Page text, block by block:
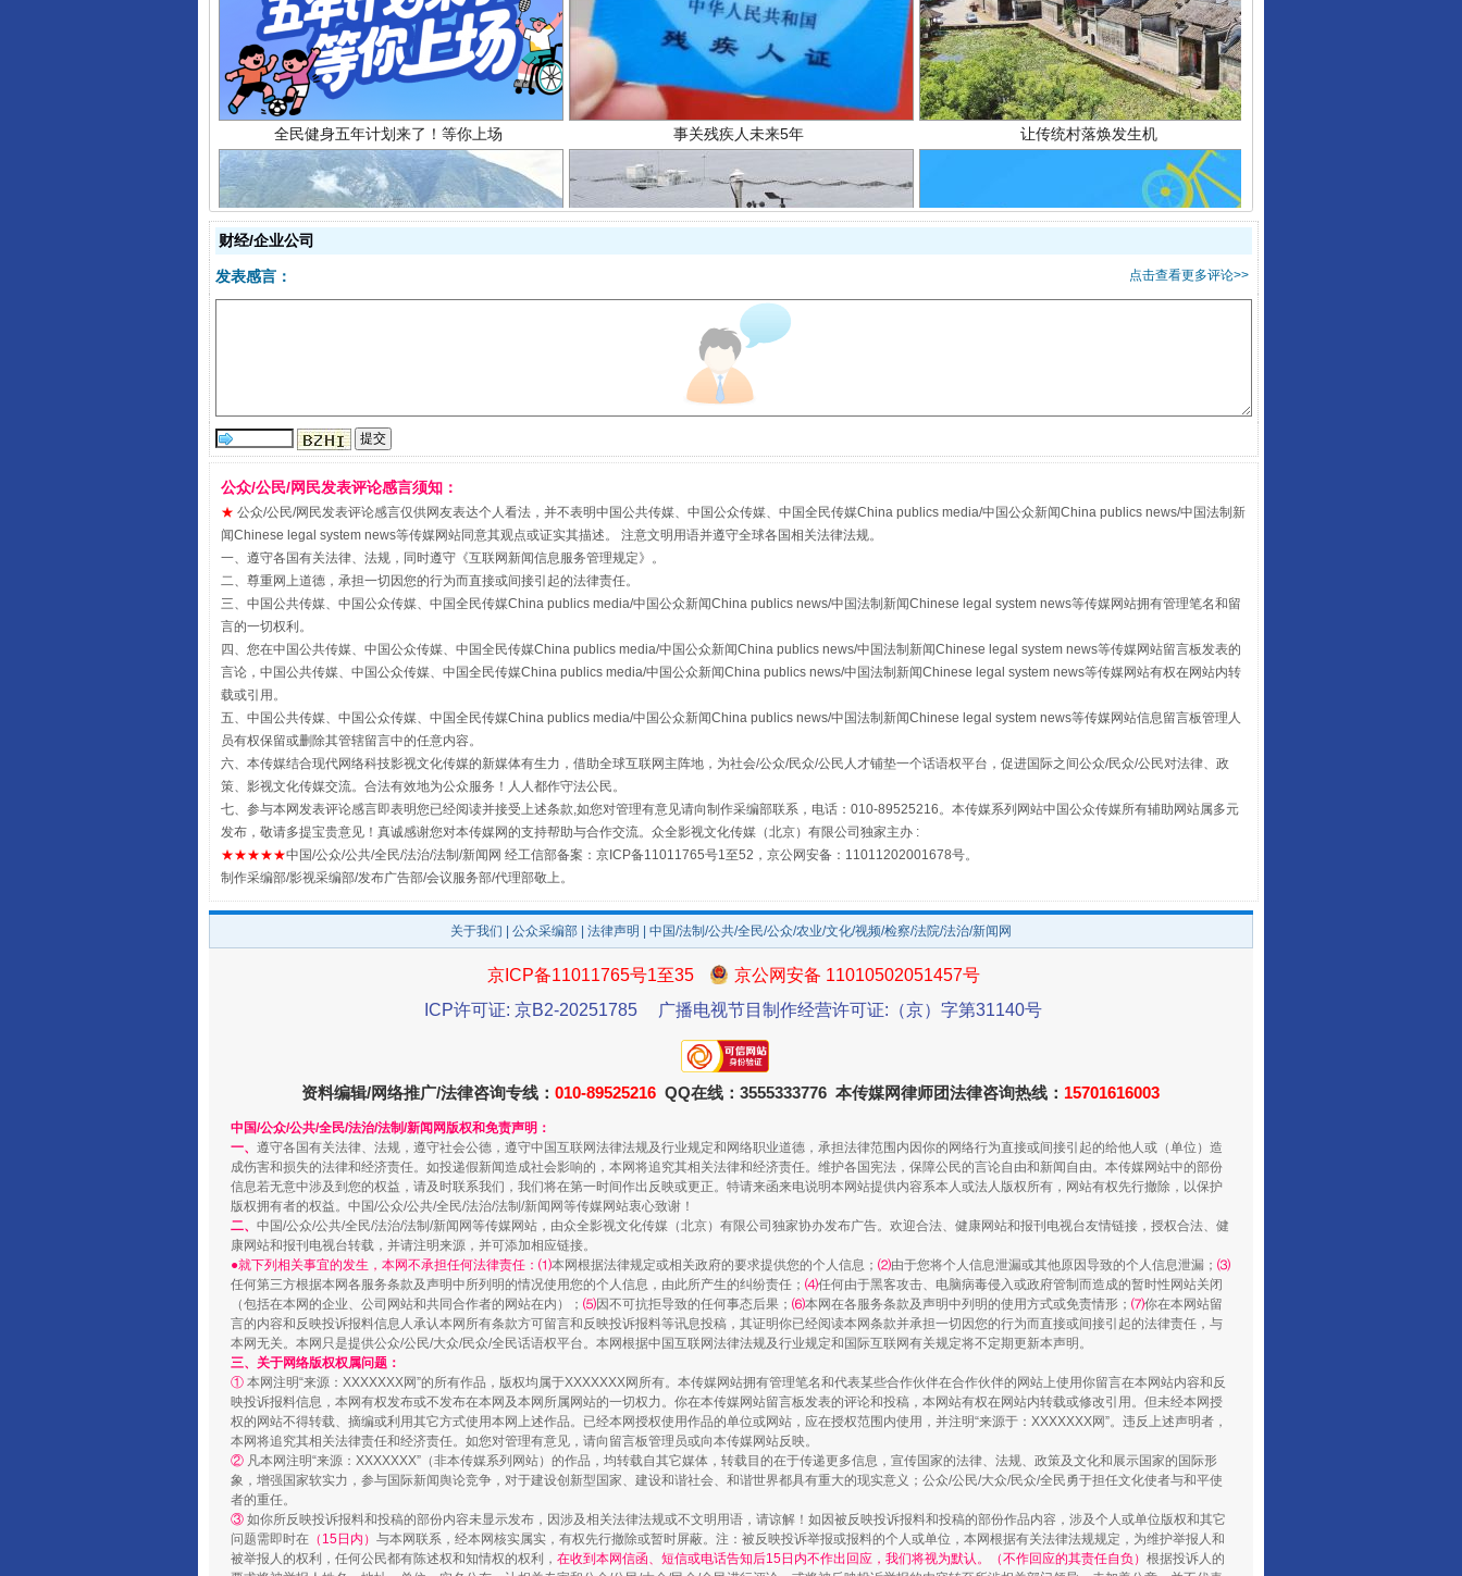
全民健身五年计划来了！等你上场 事关残疾人未来5年 让传统村落焕发生机
规模最大的光氢储一体化项目
国家大学科技园优化重塑工作 镜头丨大暑三秋近 山西：不断增强治理腐败综合效能
“蜀中异人”王建安的艺术幻境 一颗心始终滚烫 还老百姓一个明白家底
完善运行机制助力责任有效落实 一纸欠条伤亲情 巡回调解促和解.. 行业协会接连发公告
财经/企业公司
点击查看更多评论>>
发表感言：
公众/公民/网民发表评论感言须知：
★ 公众/公民/网民发表评论感言仅供网友表达个人看法，并不表明中国公共传媒、中国公众传媒、中国全民传媒China publics media/中国公众新闻China publics news/中国法制新
闻Chinese legal system news等传媒网站同意其观点或证实其描述。 注意文明用语并遵守全球各国相关法律法规。
一、遵守各国有关法律、法规，同时遵守《互联网新闻信息服务管理规定》。
二、尊重网上道德，承担一切因您的行为而直接或间接引起的法律责任。
三、中国公共传媒、中国公众传媒、中国全民传媒China publics media/中国公众新闻China publics news/中国法制新闻Chinese legal system news等传媒网站拥有管理笔名和留
言的一切权利。
四、您在中国公共传媒、中国公众传媒、中国全民传媒China publics media/中国公众新闻China publics news/中国法制新闻Chinese legal system news等传媒网站留言板发表的
言论，中国公共传媒、中国公众传媒、中国全民传媒China publics media/中国公众新闻China publics news/中国法制新闻Chinese legal system news等传媒网站有权在网站内转
载或引用。
五、中国公共传媒、中国公众传媒、中国全民传媒China publics media/中国公众新闻China publics news/中国法制新闻Chinese legal system news等传媒网站信息留言板管理人
员有权保留或删除其管辖留言中的任意内容。
六、本传媒结合现代网络科技影视文化传媒的新媒体有生力，借助全球互联网主阵地，为社会/公众/民众/公民人才铺垫一个话语权平台，促进国际之间公众/民众/公民对法律、政
策、影视文化传媒交流。合法有效地为公众服务！人人都作守法公民。
七、参与本网发表评论感言即表明您已经阅读并接受上述条款,如您对管理有意见请向制作采编部联系，电话：010-89525216。本传媒系列网站中国公众传媒所有辅助网站属多元
发布，敬请多提宝贵意见！真诚感谢您对本传媒网的支持帮助与合作交流。众全影视文化传媒（北京）有限公司独家主办 :
★★★★★中国/公众/公共/全民/法治/法制/新闻网 经工信部备案：京ICP备11011765号1至52，京公网安备：11011202001678号。
制作采编部/影视采编部/发布广告部/会议服务部/代理部敬上。
关于我们 公众采编部 法律声明 | 中国/法制/公共/全民/公众/农业/文化/视频/检察/法院/法治/新闻网
京ICP备11011765号1至35
京公网安备 11010502051457号
ICP许可证: 京B2-20251785
广播电视节目制作经营许可证:（京）字第31140号
资料编辑/网络推广/法律咨询专线： 010-89525216 QQ在线：3555333776 本传媒网律师团法律咨询热线： 15701616003
中国/公众/公共/全民/法治/法制/新闻网版权和免责声明：
一、 遵守各国有关法律、法规，遵守社会公德，遵守中国互联网法律法规及行业规定和网络职业道德，承担法律范围内因你的网络行为直接或间接引起的给他人或（单位）造
成伤害和损失的法律和经济责任。如投递假新闻造成社会影响的，本网将追究其相关法律和经济责任。维护各国宪法，保障公民的言论自由和新闻自由。本传媒网站中的部份
信息若无意中涉及到您的权益，请及时联系我们，我们将在第一时间作出反映或更正。特请来函来电说明本网站提供内容系本人或法人版权所有，网站有权先行撤除，以保护
版权拥有者的权益。中国/公众/公共/全民/法治/法制/新闻网等传媒网站衷心致谢！
二、 中国/公众/公共/全民/法治/法制/新闻网等传媒网站，由众全影视文化传媒（北京）有限公司独家协办发布广告。欢迎合法、健康网站和报刊电视台友情链接，授权合法、健
康网站和报刊电视台转载，并请注明来源，并可添加相应链接。
●就下列相关事宜的发生，本网不承担任何法律责任：⑴本网根据法律规定或相关政府的要求提供您的个人信息； ⑵由于您将个人信息泄漏或其他原因导致的个人信息泄漏； ⑶
任何第三方根据本网各服务条款及声明中所列明的情况使用您的个人信息，由此所产生的纠纷责任； ⑷任何由于黑客攻击、电脑病毒侵入或政府管制而造成的暂时性网站关闭
（包括在本网的企业、公司网站和共同合作者的网站在内）； ⑸因不可抗拒导致的任何事态后果； ⑹本网在各服务条款及声明中列明的使用方式或免责情形； ⑺你在本网站留
言的内容和反映投诉报料信息人承认本网所有条款方可留言和反映投诉报料等讯息投稿，其证明你已经阅读本网条款并承担一切因您的行为而直接或间接引起的法律责任，与
本网无关。本网只是提供公众/公民/大众/民众/全民话语权平台。本网根据中国互联网法律法规及行业规定和国际互联网有关规定将不定期更新本声明。
三、关于网络版权权属问题：
① 本网注明“来源：XXXXXXX网”的所有作品，版权均属于XXXXXXX网所有。本传媒网站拥有管理笔名和代表某些合作伙伴在合作伙伴的网站上使用你留言在本网站内容和反
映投诉报料信息，本网有权发布或不发布在本网及本网所属网站的一切权力。你在本传媒网站留言板发表的评论和投稿，本网站有权在网站内转载或修改引用。但未经本网授
权的网站不得转载、摘编或利用其它方式使用本网上述作品。已经本网授权使用作品的单位或网站，应在授权范围内使用，并注明“来源于：XXXXXXX网”。违反上述声明者，
本网将追究其相关法律责任和经济责任。如您对管理有意见，请向留言板管理员或向本传媒网站反映。
② 凡本网注明“来源：XXXXXXX”（非本传媒系列网站）的作品，均转载自其它媒体，转载目的在于传递更多信息，宣传国家的法律、法规、政策及文化和展示国家的国际形
象，增强国家软实力，参与国际新闻舆论竞争，对于建设创新型国家、建设和谐社会、和谐世界都具有重大的现实意义；公众/公民/大众/民众/全民勇于担任文化使者与和平使
者的重任。
③ 如你所反映投诉报料和投稿的部份内容未显示发布，因涉及相关法律法规或不文明用语，请谅解！如因被反映投诉报料和投稿的部份作品内容，涉及个人或单位版权和其它
问题需即时在 （15日内） 与本网联系，经本网核实属实，有权先行撤除或暂时屏蔽。注：被反映投诉举报或报料的个人或单位，本网根据有关法律法规规定，为维护举报人和
被举报人的权利，任何公民都有陈述权和知情权的权利， 在收到本网信函、短信或电话告知后15日内不作出回应，我们将视为默认。（不作回应的其责任自负） 根据投诉人的